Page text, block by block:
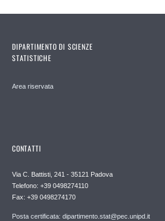
DIPARTIMENTO DI SCIENZE
STATISTICHE
Area riservata
CONTATTI
Via C. Battisti, 241 - 35121 Padova
Telefono: +39 0498274110
Fax: +39 0498274170
Posta certificata: dipartimento.stat@pec.unipd.it